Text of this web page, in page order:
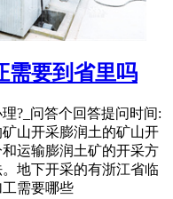
需要到省里吗
?_问答个回答提问时间:
山开采膨润土的矿山开
运输膨润土矿的开采方
地下开采的有浙江省临
需要哪些